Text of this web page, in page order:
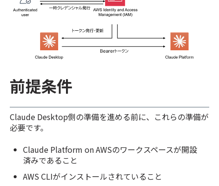
前提条件
Claude Desktop側の準備を進める前に、これらの準備が
必要です。
Claude Platform on AWSのワークスペースが開設
済みであること
AWS CLIがインストールされていること